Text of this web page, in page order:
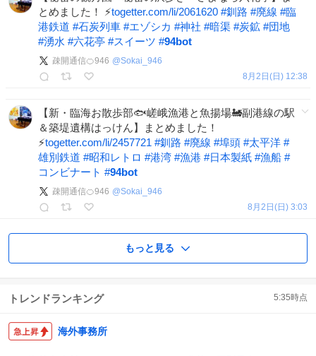
とめました！ ⚡️togetter.com/li/2061620 #釧路 #廃線 #臨
港鉄道 #石炭列車 #エゾシカ #神社 #暗渠 #炭鉱 #団地
#湧水 #六花亭 #スイーツ #94bot
疎開通信🍊946 @Sokai_946
8月2日(日) 12:38
【新・臨海お散歩部🐟嵯峨漁港と魚揚場🚂副港線の駅
＆築堤遺構はっけん】まとめました！
⚡️togetter.com/li/2457721 #釧路 #廃線 #埠頭 #太平洋 #
雄別鉄道 #昭和レトロ #港湾 #漁港 #日本製紙 #漁船 #
コンビナート #94bot
疎開通信🍊946 @Sokai_946
8月2日(日) 3:03
もっと見る
トレンドランキング 5:35時点
海外事務所